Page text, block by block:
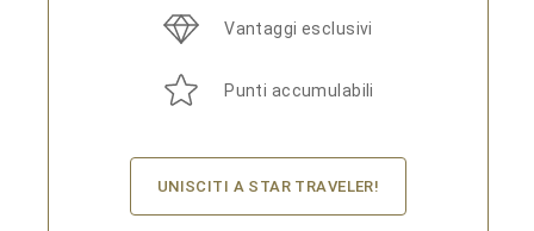
Vantaggi esclusivi
Punti accumulabili
UNISCITI A STAR TRAVELER!